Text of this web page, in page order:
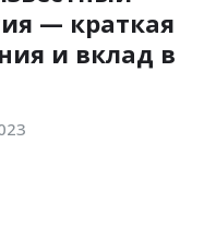
— краткая
и вклад в